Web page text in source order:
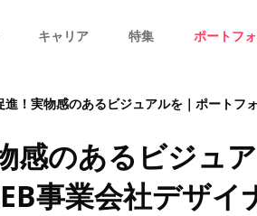
キャリア 特集 ポートフ
実物感のあるビジュアルを｜ポートフォリオ百科
感のあるビジュ
事業会社デザイ